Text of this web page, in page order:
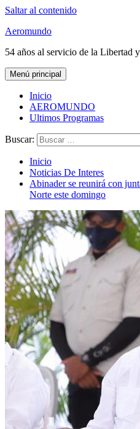
Saltar al contenido
Aeromundo
54 años al servicio de la Libertad
Menú principal
Inicio
AEROMUNDO
Ultimos Programas
Buscar:
Inicio
Noticias De Interes
Abinader se reunirá con
Norte este domingo